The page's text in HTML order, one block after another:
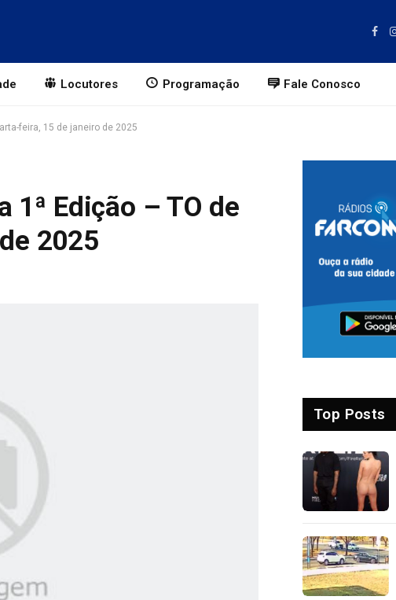
Locutores Programação Fale Conosco
feira, 15 de janeiro de 2025
1ª Edição – TO de
2025
Top Posts